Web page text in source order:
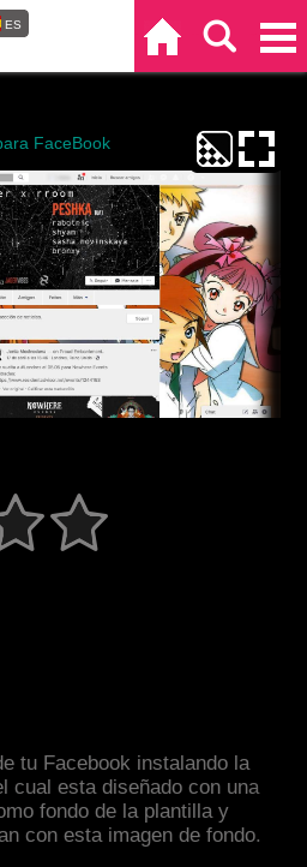
ES
FaceBook
tu Facebook instalando la
cual esta diseñado con una
fondo de la plantilla y
con esta imagen de fondo.